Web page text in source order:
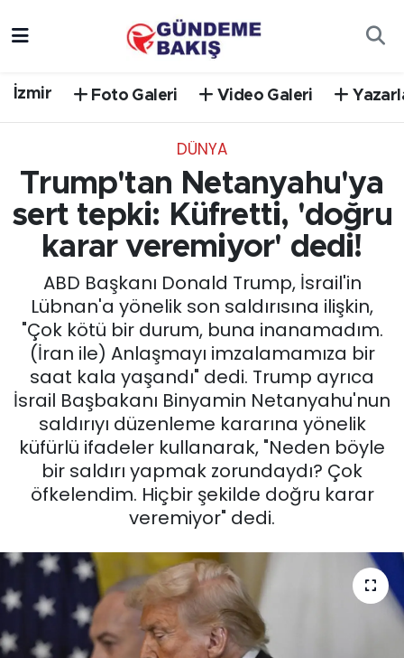
İzmir Foto Galeri Video Galeri
DÜNYA
Trump'tan Netanyahu'ya
sert tepki: Küfretti, 'doğru
karar veremiyor' dedi!
ABD Başkanı Donald Trump, İsrail'in
Lübnan'a yönelik son saldırısına ilişkin,
"Çok kötü bir durum, buna inanamadım.
(İran ile) Anlaşmayı imzalamamıza bir
saat kala yaşandı" dedi. Trump ayrıca
İsrail Başbakanı Binyamin Netanyahu'nun
saldırıyı düzenleme kararına yönelik
küfürlü ifadeler kullanarak, "Neden böyle
bir saldırı yapmak zorundaydı? Çok
öfkelendim. Hiçbir şekilde doğru karar
veremiyor" dedi.
EGE
EĞİTİM
EKONOMİ
English News
GÜNCEL
KÜLTÜR SANAT
MAGAZİN
SAĞLIK
Siyaset
Süper Lig Puan Durumu ve Fikstür
Tüm Manşetler
Son Dakika Haberleri
Haber Arşivi